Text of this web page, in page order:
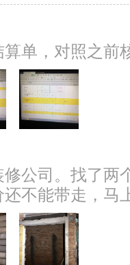
单，对照之前
修公司。找了两
不能带走，马
细的报价给我
介绍，说用过
找了来量房，